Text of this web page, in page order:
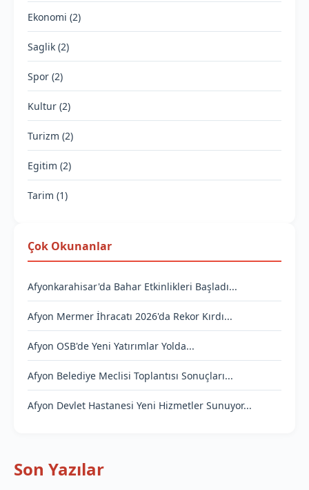
Ekonomi (2)
Saglik (2)
Spor (2)
Kultur (2)
Turizm (2)
Egitim (2)
Tarim (1)
Çok Okunanlar
Afyonkarahisar'da Bahar Etkinlikleri Başladı...
Afyon Mermer İhracatı 2026'da Rekor Kırdı...
Afyon OSB'de Yeni Yatırımlar Yolda...
Afyon Belediye Meclisi Toplantısı Sonuçları...
Afyon Devlet Hastanesi Yeni Hizmetler Sunuyor...
Son Yazılar